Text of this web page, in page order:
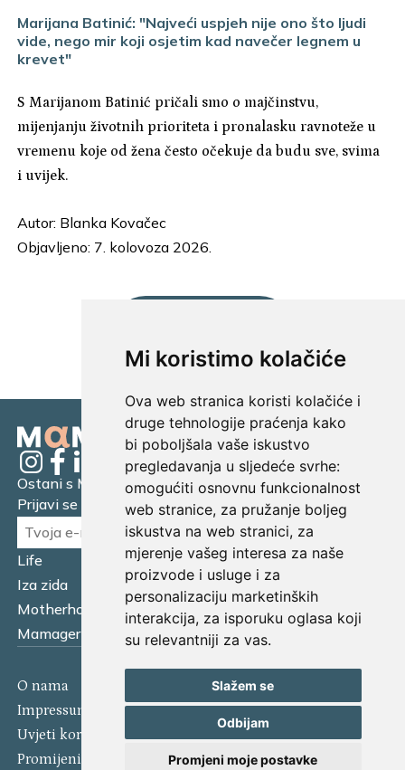
Mi koristimo kolačiće
Ova web stranica koristi kolačiće i
druge tehnologije praćenja kako
bi poboljšala vaše iskustvo
pregledavanja u sljedeće svrhe:
omogućiti osnovnu funkcionalnost
web stranice, za pružanje boljeg
iskustva na web stranici, za
mjerenje vašeg interesa za naše
proizvode i usluge i za
personalizaciju marketinških
interakcija, za isporuku oglasa koji
su relevantniji za vas.
Slažem se
Odbijam
Promjeni moje postavke
Marijana Batinić: "Najveći uspjeh nije ono što ljudi
vide, nego mir koji osjetim kad navečer legnem u
krevet"
S Marijanom Batinić pričali smo o majčinstvu,
mijenjanju životnih prioriteta i pronalasku ravnoteže u
vremenu koje od žena često očekuje da budu sve, svima
i uvijek.
Autor: Blanka Kovačec
Objavljeno: 7. kolovoza 2026.
Life
Financijska pismenost
Iza zida
Business
Motherhood
Tatager
Mamager Intervju
Multitasking kitchen
Ostani s Mamagerom
Prijavi se na naš newsletter.
O nama
Kontakt
Impressum
Izjava o kolačićima
Uvjeti korištenja
Politika privatnosti
Promijeni postavke kolačića